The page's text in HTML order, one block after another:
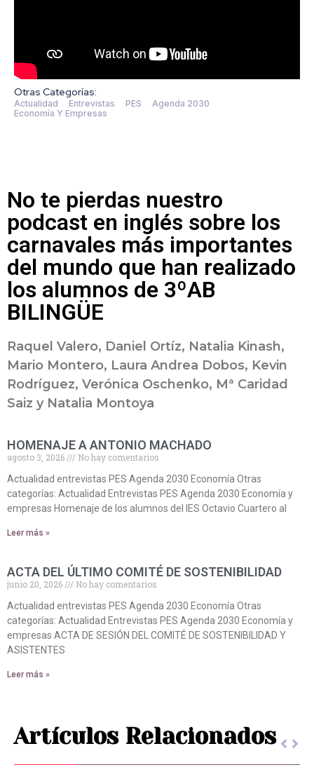
Otras Categorías:
Actualidad Entrevistas PES
Agenda 2030
Economía Y Empresas
No te pierdas nuestro
podcast en inglés sobre los
carnavales más importantes
del mundo que han realizado
los alumnos de 3ºAB
BILINGÜE
Raquel Valero, Daniel Ortíz, Natalia Kinash,
Mario Montero, Laura Andrea Dobos, Kevin
Rodríguez, Verónica Oschenko, Mª Caridad
Saiz y Natalia Montoya
HOMENAJE A ANTONIO MACHADO
agosto 3, 2026
No hay comentarios
Actualidad entrevistas PES Agenda 2030 Economía Otras
categorías: Actualidad Entrevistas PES Agenda 2030 Economía y
empresas Homenaje de los alumnos del IES Octavio Cuartero al
Leer más »
ACTA DEL ÚLTIMO COMITÉ DE SOSTENIBILIDAD
junio 20, 2026
No hay comentarios
Actualidad entrevistas PES Agenda 2030 Economía Otras
categorías: Actualidad Entrevistas PES Agenda 2030 Economía y
empresas ACTA DE SESIÓN DEL COMITÉ DE SOSTENIBILIDAD Y
ASISTENTES
Leer más »
Artículos Relacionados